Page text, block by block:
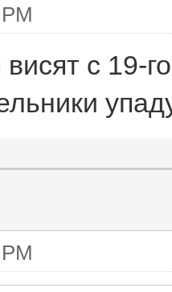
с 19-